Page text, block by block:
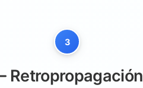
3
Retropropagación